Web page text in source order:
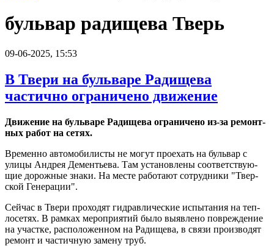
бульвар радищева Тверь
09-06-2025, 15:53
В Твери на бульваре Радищева
частично ограничено движение
Дви­же­ние на буль­ва­ре Ра­ди­ще­ва огра­ни­че­но из-за ре­монт­
ных ра­бо­т на сетях.
Вре­мен­но ав­то­мо­би­ли­сты не могут про­ехать на буль­вар с
улицы Ан­дрея Де­мен­тье­ва. Там уста­нов­ле­ны со­от­вет­ству­ю­
щие до­рож­ные знаки. На месте ра­бо­та­ют со­труд­ни­ки "Твер­
ской Ге­не­ра­ции".
Сей­час в Твери про­хо­дят гид­рав­ли­че­ские ис­пы­та­ния на теп­
ло­се­тях. В рам­ках ме­ро­при­я­тий было вы­яв­ле­но по­вре­жде­ние
на участ­ке, рас­по­ло­жен­ном на Ра­ди­ще­ва, в связи производят
ремонт и ча­стич­ную за­ме­ну труб.